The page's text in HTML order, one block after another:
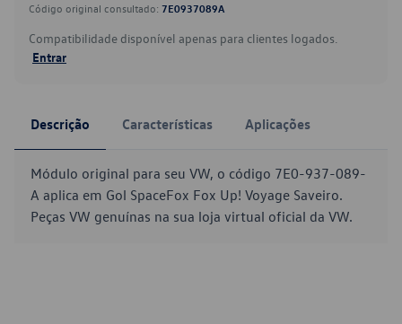
Código original consultado: 7E0937089A
Compatibilidade disponível apenas para clientes logados.
Entrar
Descrição Características Aplicações
Módulo original para seu VW, o código 7E0-937-089-
A aplica em Gol SpaceFox Fox Up! Voyage Saveiro.
Peças VW genuínas na sua loja virtual oficial da VW.